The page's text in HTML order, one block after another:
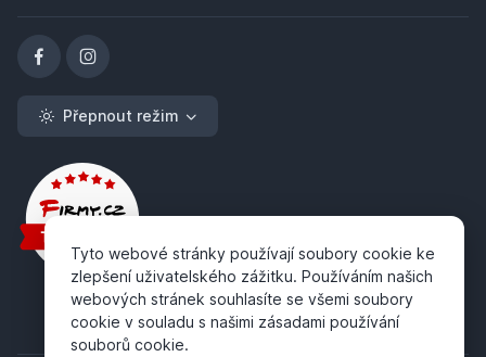
Přepnout režim
Tyto webové stránky používají soubory cookie ke
zlepšení uživatelského zážitku. Používáním našich
webových stránek souhlasíte se všemi soubory
cookie v souladu s našimi zásadami používání
souborů cookie.